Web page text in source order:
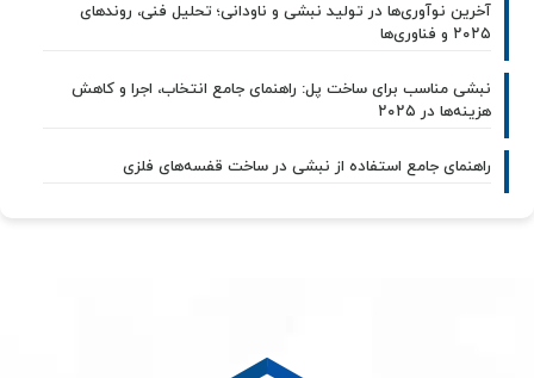
آخرین نوآوری‌ها در تولید نبشی و ناودانی؛ تحلیل فنی، روندهای
۲۰۲۵ و فناوری‌ها
نبشی مناسب برای ساخت پل: راهنمای جامع انتخاب، اجرا و کاهش
هزینه‌ها در ۲۰۲۵
راهنمای جامع استفاده از نبشی در ساخت قفسه‌های فلزی